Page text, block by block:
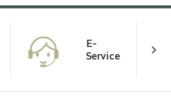
E-
Service